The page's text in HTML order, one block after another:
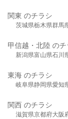
関東 のチラシ
茨城県栃木県群馬
甲信越・北陸 のチ
新潟県富山県石川
東海 のチラシ
岐阜県静岡県愛知
関西 のチラシ
滋賀県京都府大阪